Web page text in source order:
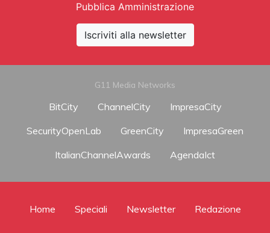
Pubblica Amministrazione
Iscriviti alla newsletter
G11 Media Networks
BitCity ChannelCity
ImpresaCity
SecurityOpenLab
GreenCity
ImpresaGreen
ItalianChannelAwards
AgendaIct
Home Speciali Newsletter Redazione